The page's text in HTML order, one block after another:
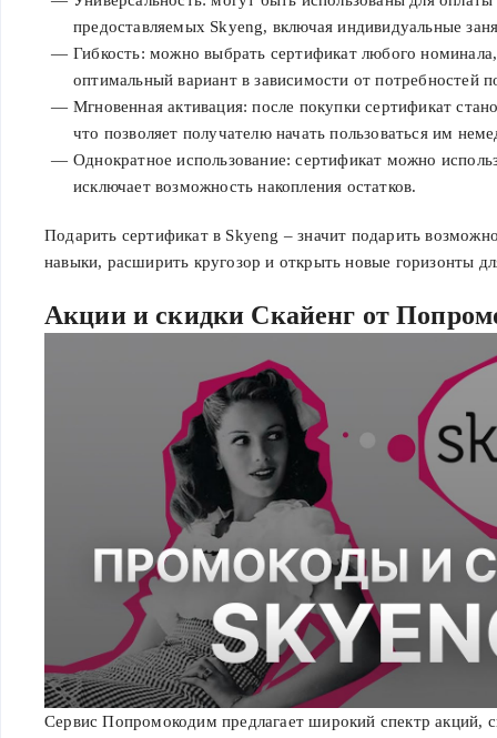
предоставляемых Skyeng, включая индивидуальные
Гибкость: можно выбрать сертификат любого
оптимальный вариант в зависимости от потребностей
Мгновенная активация: после покупки сертификат
что позволяет получателю начать пользоваться им
Однократное использование: сертификат можно
исключает возможность накопления остатков.
Подарить сертификат в Skyeng – значит подарить
навыки, расширить кругозор и открыть новые горизонты
Акции и скидки Скайенг от
Сервис Попромокодим предлагает широкий спектр акций,